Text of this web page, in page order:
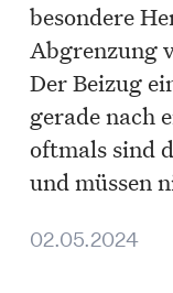
besondere
Abgrenzung
Der Beizug
gerade nach
oftmals sind
und müssen
02.05.2024